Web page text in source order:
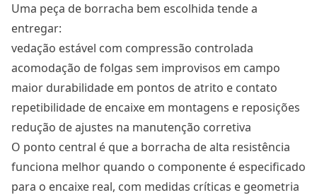
Uma peça de borracha bem escolhida tende a
entregar:
vedação estável com compressão controlada
acomodação de folgas sem improvisos em campo
maior durabilidade em pontos de atrito e contato
repetibilidade de encaixe em montagens e reposições
redução de ajustes na manutenção corretiva
O ponto central é que a borracha de alta resistência
funciona melhor quando o componente é especificado
para o encaixe real, com medidas críticas e geometria